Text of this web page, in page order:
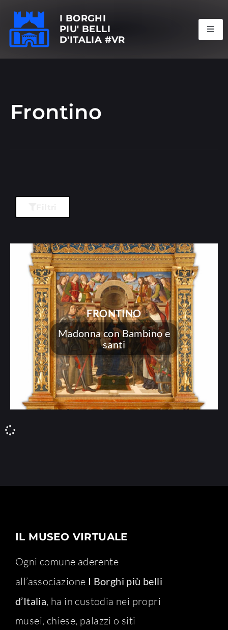
I BORGHI
PIU' BELLI
D'ITALIA #VR
Frontino
Madonna con Bambino e
santi
FRONTINO
IL MUSEO VIRTUALE
Ogni comune aderente
all’associazione I Borghi più belli
d’Italia, ha in custodia nei propri
musei, chiese, palazzi o siti